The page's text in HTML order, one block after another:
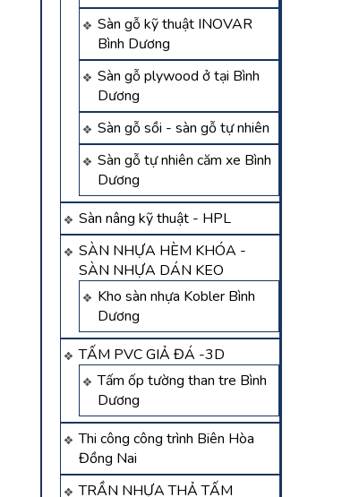
Sàn gỗ kỹ thuật INOVAR
Bình Dương
Sàn gỗ plywood ở tại Bình
Dương
Sàn gỗ sồi - sàn gỗ tự nhiên
Sàn gỗ tự nhiên căm xe Bình
Dương
Sàn nâng kỹ thuật - HPL
SÀN NHỰA HÈM KHÓA -
SÀN NHỰA DÁN KEO
Kho sàn nhựa Kobler Bình
Dương
TẤM PVC GIẢ ĐÁ -3D
Tấm ốp tường than tre Bình
Dương
Thi công công trình Biên Hòa
Đồng Nai
TRẦN NHỰA THẢ TẤM